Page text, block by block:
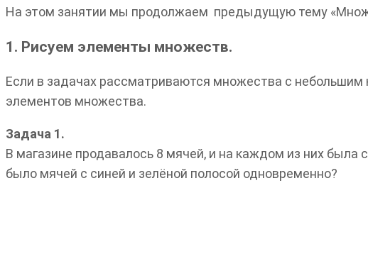
На этом занятии мы продолжаем предыдущую тему
1. Рисуем элементы множеств.
Если в задачах рассматриваются множества с
элементов множества.
Задача 1.
В магазине продавалось 8 мячей, и на каждом из них
было мячей с синей и зелёной полосой одновременно?